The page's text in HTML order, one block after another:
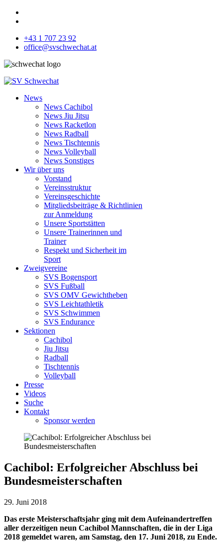
+43 1 707 23 92
office@svschwechat.at
News
News Cachibol
News Jiu Jitsu
News Racketlon
News Radball
News Tischtennis
News Volleyball
News Sonstiges
Wir über uns
Vorstand
Vereinsstruktur
Vereinsgeschichte
Mitgliedsbeiträge & Richtlinien
zur Anmeldung
Unsere Sportstätten
Unsere Trainerinnen und
Trainer
Respekt und Sicherheit im
Sport
Zweigvereine
SVS Bogensport
SVS Fußball
SVS OMV Gewichtheben
SVS Leichtathletik
SVS Schwimmen
SVS Endurance
Sektionen
Cachibol
Jiu Jitsu
Radball
Tischtennis
Volleyball
Presse
Videos
Suche
Kontakt
Sponsor werden
Cachibol: Erfolgreicher Abschluss bei
Bundesmeisterschaften
29. Juni 2018
Das erste Meisterschaftsjahr ging mit dem Aufeinandertreffen
aller derzeitigen neun Cachibol Mannschaften, die in der Liga
2018 gemeldet waren, am Samstag, den 17. Juni 2018, zu Ende.